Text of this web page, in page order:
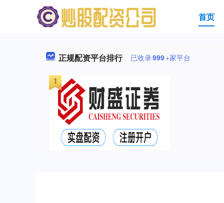
首页
正规配资平台排行 已收录999+家平台